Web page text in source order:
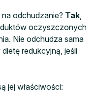
odchudzanie? Tak,
oczyszczonych
Nie odchudza sama
redukcyjną, jeśli
jej właściwości: